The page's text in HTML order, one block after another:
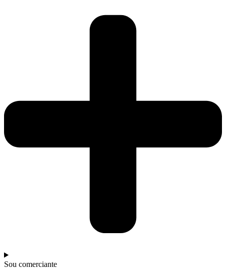
Sou comerciante